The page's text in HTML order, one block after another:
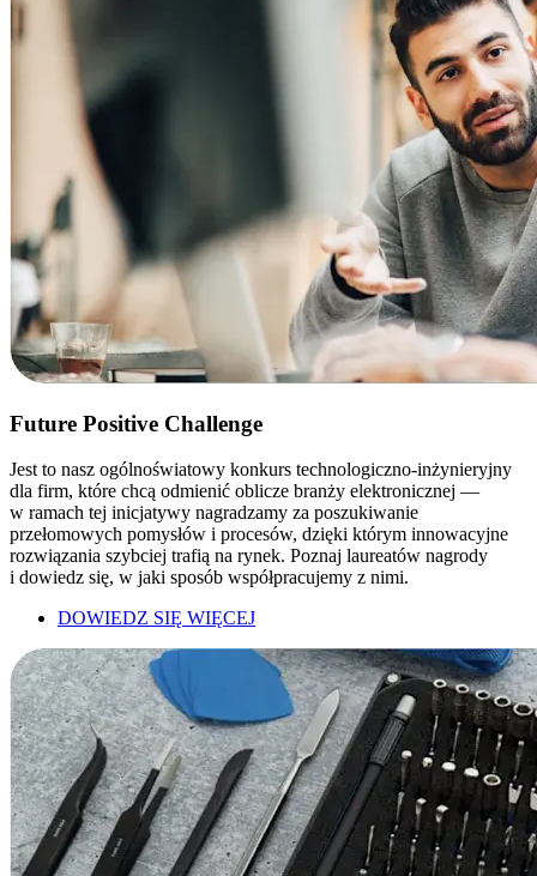
Future Positive Challenge
Jest to nasz ogólnoświatowy konkurs technologiczno-inżynieryjny
dla firm, które chcą odmienić oblicze branży elektronicznej —
w ramach tej inicjatywy nagradzamy za poszukiwanie
przełomowych pomysłów i procesów, dzięki którym innowacyjne
rozwiązania szybciej trafią na rynek. Poznaj laureatów nagrody
i dowiedz się, w jaki sposób współpracujemy z nimi.
DOWIEDZ SIĘ WIĘCEJ